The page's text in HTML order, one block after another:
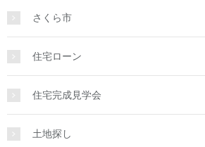
さくら市
住宅ローン
住宅完成見学会
土地探し